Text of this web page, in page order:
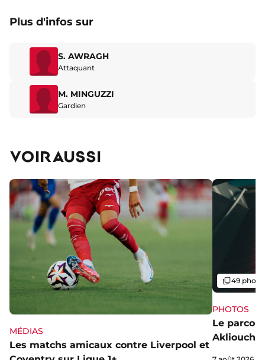
Plus d'infos sur
S. AWRAGH
Attaquant
M. MINGUZZI
Gardien
VOIR AUSSI
MÉDIAS
Les matchs amicaux contre Liverpool et
PHOTOS
Le
Akliouche
Galerie
49